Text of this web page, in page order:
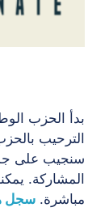
بدأ الحزب
الترحيب
سنجيب على
المشاركة.
مباشرة. سجل